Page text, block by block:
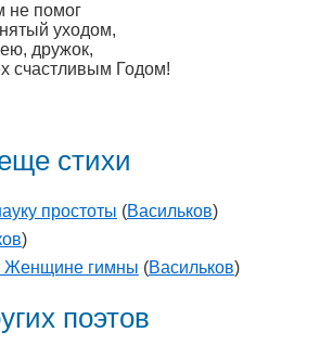
не помог
уходом,
дружок,
счастливым Годом!
стихи
простоты (Васильков)
)
Женщине гимны (Васильков)
поэтов